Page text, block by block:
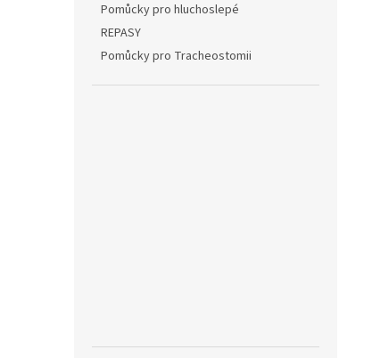
Pomůcky pro hluchoslepé
REPASY
Pomůcky pro Tracheostomii